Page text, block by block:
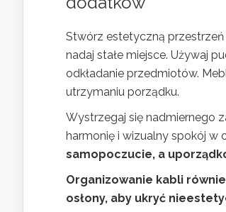
Stwórz estetyczną
nadaj stałe miejsce. Używaj
odkładanie przedmiotów.
utrzymaniu porządku.
Wystrzegaj się nadmiernego
harmonię i wizualny spokój w
samopoczucie, a
Organizowanie kabli
osłony, aby ukryć